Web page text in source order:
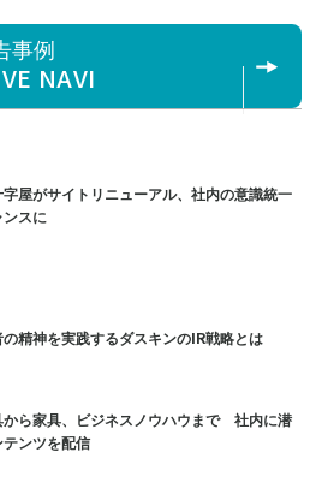
事例
NAVI
屋がサイトリニューアル、社内の意識統一
スに
精神を実践するダスキンのIR戦略とは
から家具、ビジネスノウハウまで 社内に潜
ンツを配信